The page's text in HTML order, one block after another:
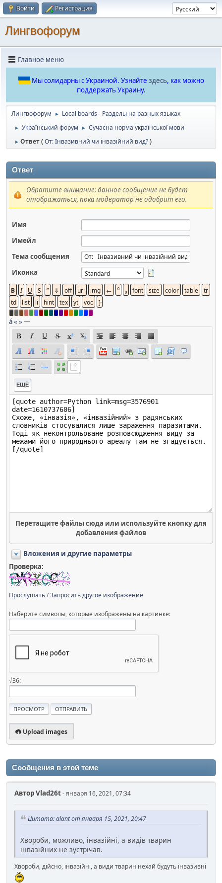
Войти Регистрация
Лингвофорум
Главное меню
Мы солидарны с Украиной. Узнайте здесь, как можно
поддержать Украину.
Лингвофорум ► Local boards - Разделы на разных языках
► Український форум ► Сучасна норма української мови
► Ответ (От: Інвазивний чи інвазійний вид?)
Ответ
Обратите внимание: данное сообщение не будет
отображаться, пока модератор не одобрит его.
Имя
Имейл
Тема сообщения
Иконка
á« »—
ЕЩЁ
Перетащите файлы сюда или используйте кнопку для
добавления файлов
Вложения и другие параметры
Проверка:
Прослушать/Запросить другое изображение
Наберите символы, которые изображены на картинке:
√36:
Upload images
Сообщения в этой теме
АвторVlad26t- января 16, 2021, 07:34
Цитата: alant от января 15, 2021, 20:47
Хвороби, можливо, інвазійні, а видів тварин
інвазійних не зустрічав.
Хвороби, дійсно, інвазійні, а види тварин нехай будуть інвазивні